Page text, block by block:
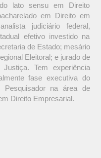
lato sensu em Direito
em Direito em
judiciário federal,
efetivo investido na
de Estado; mesário
Eleitoral; e jurado de
Tem experiência
fase executiva do
Pesquisador na área de
Direito Empresarial.